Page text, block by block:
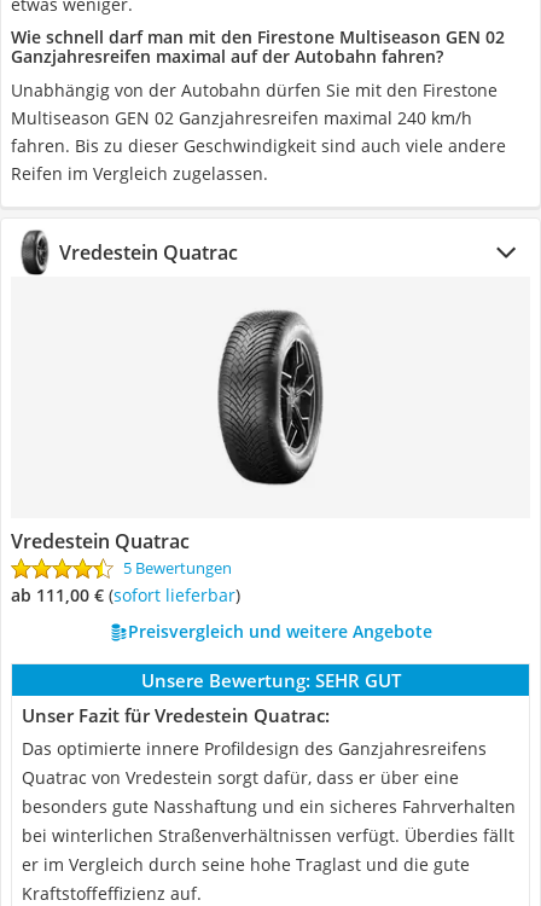
Wie schnell darf man mit den Firestone Multiseason GEN 02
Ganzjahresreifen maximal auf der Autobahn fahren?
Unabhängig von der Autobahn dürfen Sie mit den Firestone
Multiseason GEN 02 Ganzjahresreifen maximal 240 km/h
fahren. Bis zu dieser Geschwindigkeit sind auch viele andere
Reifen im Vergleich zugelassen.
Vredestein Quatrac
Vredestein Quatrac
5 Bewertungen
ab 111,00 € ( Sofort lieferbar)
Preisvergleich und weitere Angebote
Unsere Bewertung: SEHR GUT
Unser Fazit für Vredestein Quatrac:
Das optimierte innere Profildesign des Ganzjahresreifens
Quatrac von Vredestein sorgt dafür, dass er über eine
besonders gute Nasshaftung und ein sicheres Fahrverhalten
bei winterlichen Straßenverhältnissen verfügt. Überdies fällt
er im Vergleich durch seine hohe Traglast und die gute
Kraftstoffeffizienz auf.